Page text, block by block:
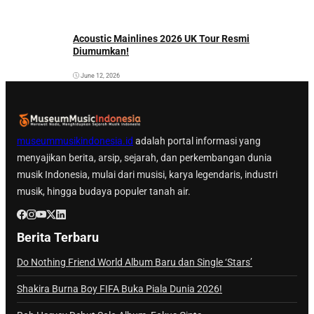
Acoustic Mainlines 2026 UK Tour Resmi
Diumumkan!
June 12, 2026
museummusikindonesia.id adalah portal informasi yang
menyajikan berita, arsip, sejarah, dan perkembangan dunia
musik Indonesia, mulai dari musisi, karya legendaris, industri
musik, hingga budaya populer tanah air.
Berita Terbaru
Do Nothing Friend World Album Baru dan Single ‘Stars’
Shakira Burna Boy FIFA Buka Piala Dunia 2026!